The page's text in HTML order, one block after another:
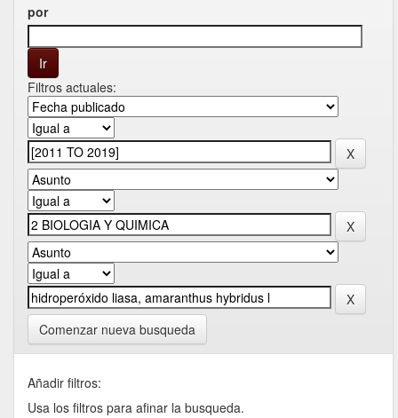
por
Filtros actuales:
Comenzar nueva busqueda
Añadir filtros:
Usa los filtros para afinar la busqueda.